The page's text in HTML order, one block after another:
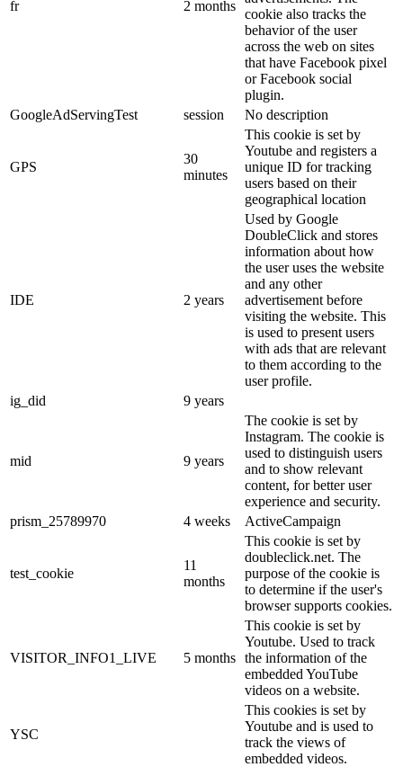
fr 2 months
cookie also tracks the
behavior of the user
across the web on sites
that have Facebook pixel
or Facebook social
plugin.
GoogleAdServingTest
session No description
GPS
30
minutes
This cookie is set by
Youtube and registers a
unique ID for tracking
users based on their
geographical location
IDE 2 years
Used by Google
DoubleClick and stores
information about how
the user uses the website
and any other
advertisement before
visiting the website. This
is used to present users
with ads that are relevant
to them according to the
user profile.
ig_did
9 years
mid 9 years
The cookie is set by
Instagram. The cookie is
used to distinguish users
and to show relevant
content, for better user
experience and security.
prism_25789970
4 weeks ActiveCampaign
test_cookie
11
months
This cookie is set by
doubleclick.net. The
purpose of the cookie is
to determine if the user's
browser supports cookies.
VISITOR_INFO1_LIVE 5 months
This cookie is set by
Youtube. Used to track
the information of the
embedded YouTube
videos on a website.
YSC
This cookies is set by
Youtube and is used to
track the views of
embedded videos.